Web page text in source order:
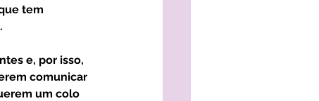
tem
comunicar
um colo